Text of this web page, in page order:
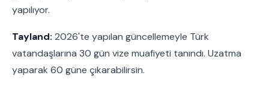
yapılıyor.
Tayland: 2026'te yapılan güncellemeyle Türk
vatandaşlarına 30 gün vize muafiyeti tanındı. Uzatma
yaparak 60 güne çıkarabilirsin.